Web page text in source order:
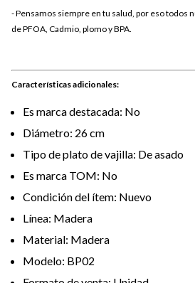
- Pensamos siempre en tu salud, por eso todos
de PFOA, Cadmio, plomo y BPA.
Características adicionales:
Es marca destacada: No
Diámetro: 26 cm
Tipo de plato de vajilla: De asado
Es marca TOM: No
Condición del ítem: Nuevo
Línea: Madera
Material: Madera
Modelo: BP02